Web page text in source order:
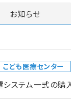
お知らせ
こども医療センター
ステム一式の購